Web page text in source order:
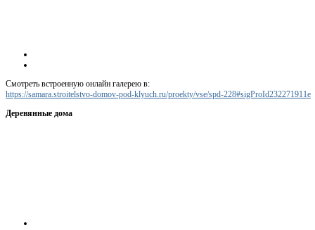
Смотреть встроенную онлайн галерею в:
https://samara.stroitelstvo-domov-pod-klyuch.ru/proekty/vse/spd-228#sigProId232271911e
Деревянные дома